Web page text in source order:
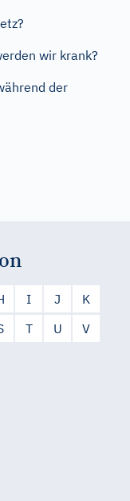
wir krank?
der
I J
K
T U
V